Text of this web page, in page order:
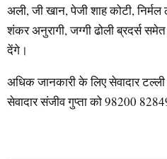
अली, जी खान, पेजी शाह कोटी,
शंकर अनुरागी, जग्गी ढोली ब्रदर्स
देंगे।
अधिक जानकारी के लिए सेवादार
सेवादार संजीव गुप्ता को 98200